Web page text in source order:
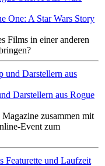
One: A Star Wars Story
Films in einer anderen
Darstellern aus Rogue
zusammen mit
Event zum